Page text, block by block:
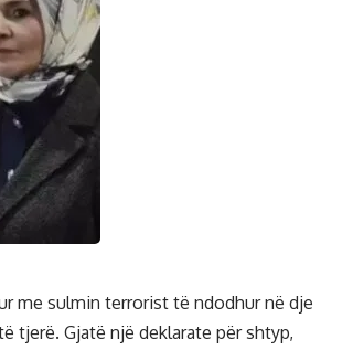
me sulmin terrorist të ndodhur në dje
tjerë. Gjatë një deklarate për shtyp,